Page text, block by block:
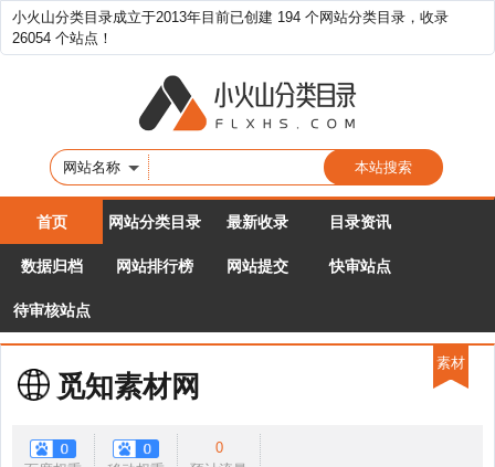
小火山分类目录成立于2013年目前已创建 194 个网站分类目录，收录
26054 个站点！
网站名称
首页 网站分类目录 最新收录 目录资讯
数据归档 网站排行榜 网站提交 快审站点
待审核站点
觅知素材网
0
素材